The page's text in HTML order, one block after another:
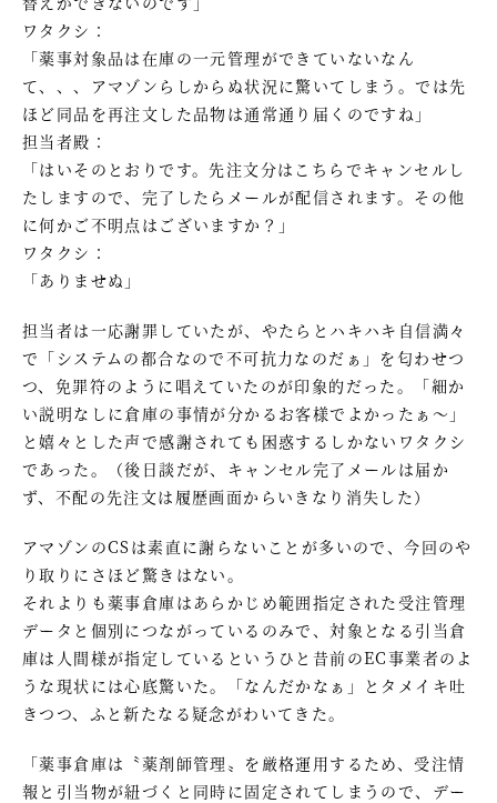
ワタクシ：
「薬事対象品は在庫の一元管理ができていないなん
て、、、アマゾンらしからぬ状況に驚いてしまう。では先
ほど同品を再注文した品物は通常通り届くのですね」
担当者殿：
「はいそのとおりです。先注文分はこちらでキャンセルし
たしますので、完了したらメールが配信されます。その他
に何かご不明点はございますか？」
ワタクシ：
「ありませぬ」
担当者は一応謝罪していたが、やたらとハキハキ自信満々
で「システムの都合なので不可抗力なのだぁ」を匂わせつ
つ、免罪符のように唱えていたのが印象的だった。「細か
い説明なしに倉庫の事情が分かるお客様でよかったぁ～」
と嬉々とした声で感謝されても困惑するしかないワタクシ
であった。（後日談だが、キャンセル完了メールは届か
ず、不配の先注文は履歴画面からいきなり消失した）
アマゾンのCSは素直に謝らないことが多いので、今回のや
り取りにさほど驚きはない。
それよりも薬事倉庫はあらかじめ範囲指定された受注管理
データと個別につながっているのみで、対象となる引当倉
庫は人間様が指定しているというひと昔前のEC事業者のよ
うな現状には心底驚いた。「なんだかなぁ」とタメイキ吐
きつつ、ふと新たなる疑念がわいてきた。
「薬事倉庫は〝薬剤師管理〟を厳格運用するため、受注情
報と引当物が紐づくと同時に固定されてしまうので、デー